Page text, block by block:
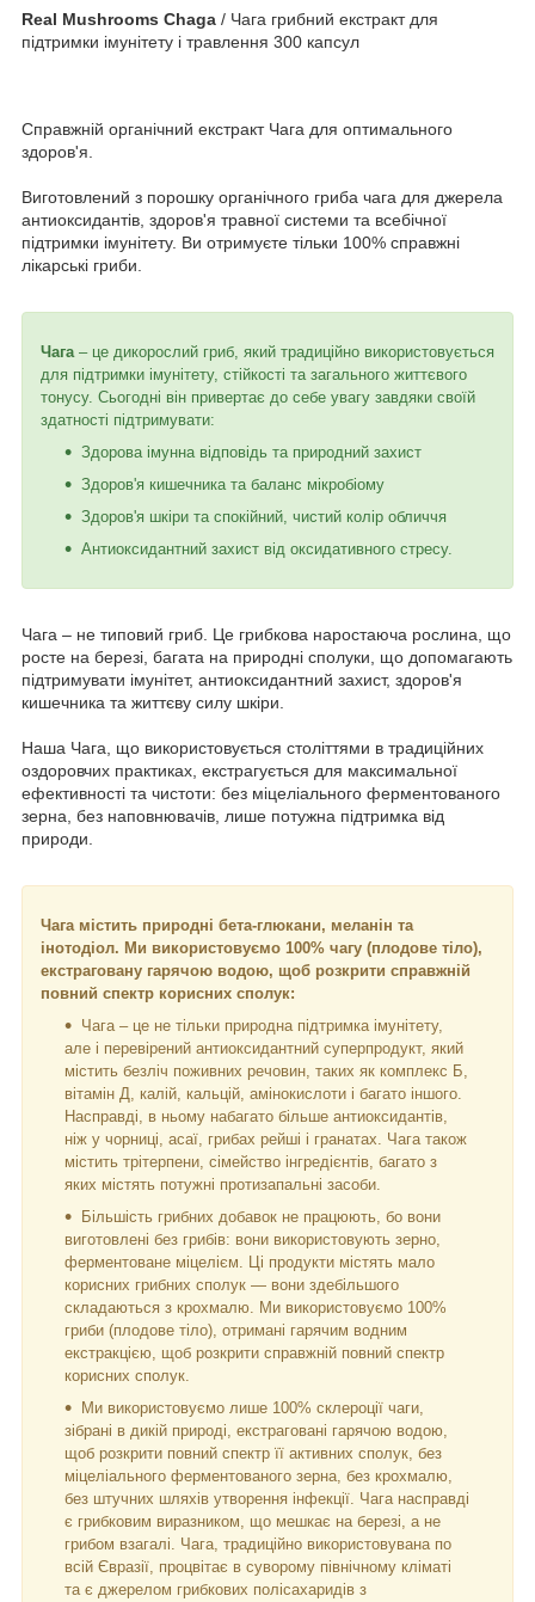
Real Mushrooms Chaga / Чага грибний екстракт для
підтримки імунітету і травлення 300 капсул
Справжній органічний екстракт Чага для оптимального
здоров'я.
Виготовлений з порошку органічного гриба чага для джерела
антиоксидантів, здоров'я травної системи та всебічної
підтримки імунітету. Ви отримуєте тільки 100% справжні
лікарські гриби.
Чага – це дикорослий гриб, який традиційно використовується
для підтримки імунітету, стійкості та загального життєвого
тонусу. Сьогодні він привертає до себе увагу завдяки своїй
здатності підтримувати:
Здорова імунна відповідь та природний захист
Здоров'я кишечника та баланс мікробіому
Здоров'я шкіри та спокійний, чистий колір обличчя
Антиоксидантний захист від оксидативного стресу.
Чага – не типовий гриб. Це грибкова наростаюча рослина, що
росте на березі, багата на природні сполуки, що допомагають
підтримувати імунітет, антиоксидантний захист, здоров'я
кишечника та життєву силу шкіри.
Наша Чага, що використовується століттями в традиційних
оздоровчих практиках, екстрагується для максимальної
ефективності та чистоти: без міцеліального ферментованого
зерна, без наповнювачів, лише потужна підтримка від
природи.
Чага містить природні бета-глюкани, меланін та
інотодіол. Ми використовуємо 100% чагу (плодове тіло),
екстраговану гарячою водою, щоб розкрити справжній
повний спектр корисних сполук:
Чага – це не тільки природна підтримка імунітету,
але і перевірений антиоксидантний суперпродукт, який
містить безліч поживних речовин, таких як комплекс Б,
вітамін Д, калій, кальцій, амінокислоти і багато іншого.
Насправді, в ньому набагато більше антиоксидантів,
ніж у чорниці, асаї, грибах рейші і гранатах. Чага також
містить трітерпени, сімейство інгредієнтів, багато з
яких містять потужні протизапальні засоби.
Більшість грибних добавок не працюють, бо вони
виготовлені без грибів: вони використовують зерно,
ферментоване міцелієм. Ці продукти містять мало
корисних грибних сполук — вони здебільшого
складаються з крохмалю. Ми використовуємо 100%
гриби (плодове тіло), отримані гарячим водним
екстракцією, щоб розкрити справжній повний спектр
корисних сполук.
Ми використовуємо лише 100% склероції чаги,
зібрані в дикій природі, екстраговані гарячою водою,
щоб розкрити повний спектр її активних сполук, без
міцеліального ферментованого зерна, без крохмалю,
без штучних шляхів утворення інфекції. Чага насправді
є грибковим виразником, що мешкає на березі, а не
грибом взагалі. Чага, традиційно використовувана по
всій Євразії, процвітає в суворому північному кліматі
та є джерелом грибкових полісахаридів з